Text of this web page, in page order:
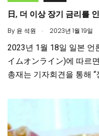
日, 더 이상 장기 금리를
By 윤 석원 . 2023년 1월 19일
2023년 1월 18일 일본 언
イムオンライン)에 따르
총재는 기자회견을 통해